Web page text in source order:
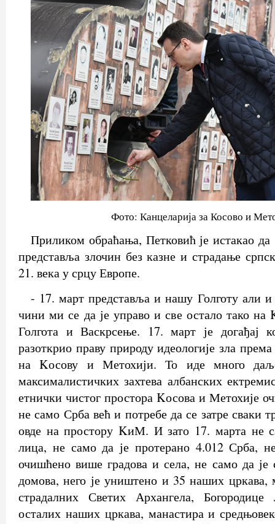
Фото: Канцеларија за Косово и
Приликом обраћања, Петковић је истакао
представља злочин без казне и страдање
21. века у срцу Европе.
- 17. март представља и нашу Голготу али
чини ми се да је управо и све остало тако
Голгота и Васкрсење. 17. март је догађај
разоткрио праву природу идеологије зла
на Kосову и Метохији. То иде много
максималистичких захтева албанских
етнички чистог простора Kосова и Метохије
не само Срба већ и потребе да се затре сваки
овде на простору KиМ. И зато 17. марта не
лица, не само да је протерано 4.012 Срба,
очишћено више градова и села, не само да је
домова, него је уништено и 35 наших цркава,
страдалних Светих Архангела,
осталих наших цркава, манастира и